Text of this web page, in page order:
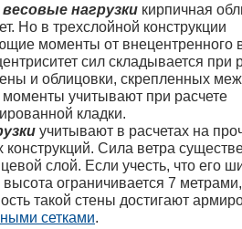
нагрузки кирпичная
Но в трехслойной конструкции
моменты от внецентренного
сил складывается при
и облицовки, скрепленных
учитывают при расчете
кладки.
учитывают в расчетах на
Сила ветра
слой. Если учесть, что его
ограничивается 7
такой стены достигают
сетками.